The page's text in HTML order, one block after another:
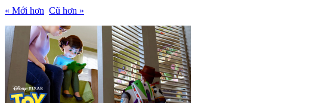
« Mới hơn Cũ hơn »